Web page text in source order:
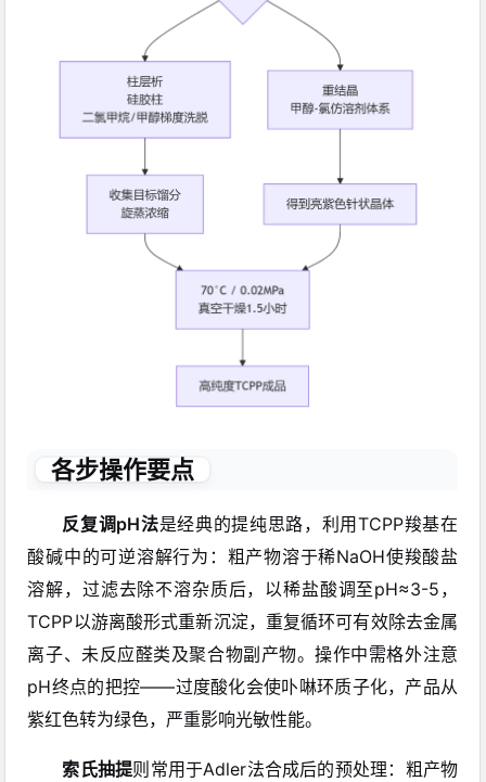
各步操作要点
反复调pH法是经典的提纯思路，利用TCPP羧基在
酸碱中的可逆溶解行为：粗产物溶于稀NaOH使羧酸盐
溶解，过滤去除不溶杂质后，以稀盐酸调至pH≈3-5，
TCPP以游离酸形式重新沉淀，重复循环可有效除去金属
离子、未反应醛类及聚合物副产物。操作中需格外注意
pH终点的把控——过度酸化会使卟啉环质子化，产品从
紫红色转为绿色，严重影响光敏性能。
索氏抽提则常用于Adler法合成后的预处理：粗产物